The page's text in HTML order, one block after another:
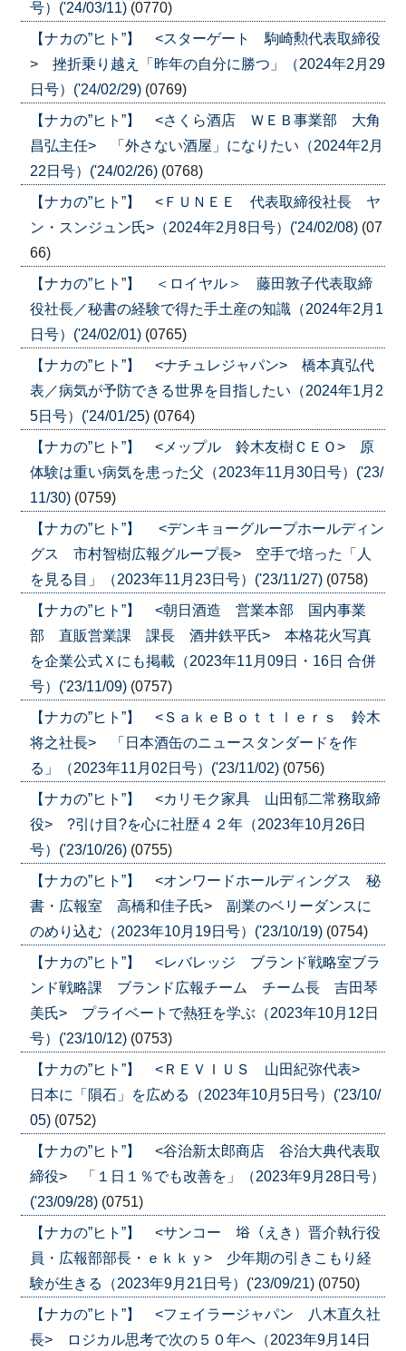
号）('24/03/11) (0770)
【ナカの”ヒト”】 <スターゲート 駒崎勲代表取締役
> 挫折乗り越え「昨年の自分に勝つ」（2024年2月29
日号）('24/02/29) (0769)
【ナカの”ヒト”】 <さくら酒店 ＷＥＢ事業部 大角
昌弘主任> 「外さない酒屋」になりたい（2024年2月
22日号）('24/02/26) (0768)
【ナカの”ヒト”】 <ＦＵＮＥＥ 代表取締役社長 ヤ
ン・スンジュン氏>（2024年2月8日号）('24/02/08) (07
66)
【ナカの”ヒト”】 ＜ロイヤル＞ 藤田敦子代表取締
役社長／秘書の経験で得た手土産の知識（2024年2月1
日号）('24/02/01) (0765)
【ナカの”ヒト”】 <ナチュレジャパン> 橋本真弘代
表／病気が予防できる世界を目指したい（2024年1月2
5日号）('24/01/25) (0764)
【ナカの”ヒト”】 <メップル 鈴木友樹ＣＥＯ> 原
体験は重い病気を患った父（2023年11月30日号）('23/
11/30) (0759)
【ナカの”ヒト”】 <デンキョーグループホールディン
グス 市村智樹広報グループ長> 空手で培った「人
を見る目」（2023年11月23日号）('23/11/27) (0758)
【ナカの”ヒト”】 <朝日酒造 営業本部 国内事業
部 直販営業課 課長 酒井鉄平氏> 本格花火写真
を企業公式Ｘにも掲載（2023年11月09日・16日 合併
号）('23/11/09) (0757)
【ナカの”ヒト”】 <ＳａｋｅＢｏｔｔｌｅｒｓ 鈴木
将之社長> 「日本酒缶のニュースタンダードを作
る」（2023年11月02日号）('23/11/02) (0756)
【ナカの”ヒト”】 <カリモク家具 山田郁二常務取締
役> ?引け目?を心に社歴４２年（2023年10月26日
号）('23/10/26) (0755)
【ナカの”ヒト”】 <オンワードホールディングス 秘
書・広報室 高橋和佳子氏> 副業のベリーダンスに
のめり込む（2023年10月19日号）('23/10/19) (0754)
【ナカの”ヒト”】 <レバレッジ ブランド戦略室ブラ
ンド戦略課 ブランド広報チーム チーム長 吉田琴
美氏> プライベートで熱狂を学ぶ（2023年10月12日
号）('23/10/12) (0753)
【ナカの”ヒト”】 <ＲＥＶＩＵＳ 山田紀弥代表>
日本に「隕石」を広める（2023年10月5日号）('23/10/
05) (0752)
【ナカの”ヒト”】 <谷治新太郎商店 谷治大典代表取
締役> 「１日１％でも改善を」（2023年9月28日号）
('23/09/28) (0751)
【ナカの”ヒト”】 <サンコー 﨏（えき）晋介執行役
員・広報部部長・ｅｋｋｙ> 少年期の引きこもり経
験が生きる（2023年9月21日号）('23/09/21) (0750)
【ナカの”ヒト”】 <フェイラージャパン 八木直久社
長> ロジカル思考で次の５０年へ（2023年9月14日